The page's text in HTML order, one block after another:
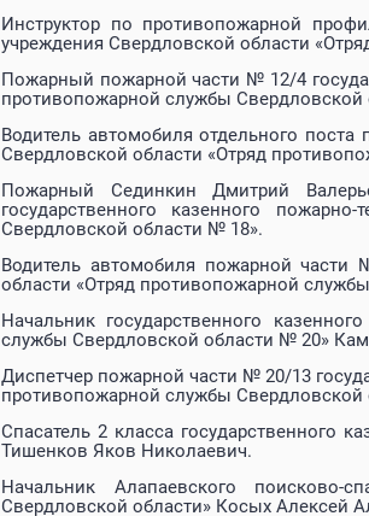
Инструктор по противопожарной
учреждения Свердловской области
Пожарный пожарной части № 12/4
противопожарной службы
Водитель автомобиля отдельного
Свердловской области «Отряд
Пожарный Сединкин Дмитрий
государственного казенного
Свердловской области № 18».
Водитель автомобиля пожарной части
области «Отряд противопожарной
Начальник государственного
службы Свердловской области № 20»
Диспетчер пожарной части № 20/13
противопожарной службы
Спасатель 2 класса государственного
Тишенков Яков Николаевич.
Начальник Алапаевского поисково-
Свердловской области» Косых Алексей